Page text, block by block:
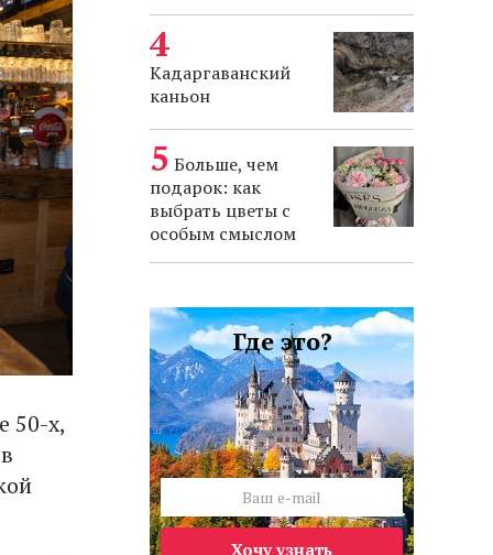
50-х,
Кадаргаванский
каньон
Больше, чем
подарок: как
выбрать цветы с
особым смыслом
Где это?
Хочу узнать